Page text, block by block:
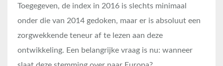
Toegegeven, de index in 2016 is slechts minimaal
onder die van 2014 gedoken, maar er is absoluut een
zorgwekkende teneur af te lezen aan deze
ontwikkeling. Een belangrijke vraag is nu: wanneer